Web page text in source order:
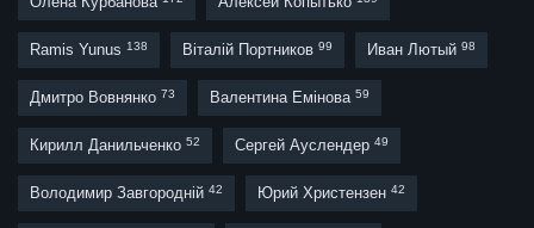
Ramis Yunus 138 Віталій Портников 99 Иван Лютый 98
Дмитро Вовнянко 73 Валентина Емінова 59
Кирилл Данильченко 52 Сергей Ауслендер 49
Володимир Завгородній 42 Юрий Христензен 42